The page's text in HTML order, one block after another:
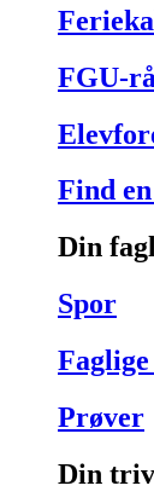
FGU-
Find
Din
Spor
Prøver
Din